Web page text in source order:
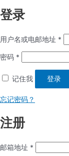
登录
用户名或电邮地址 *
密码 *
记住我 登录
忘记密码？
注册
邮箱地址 *